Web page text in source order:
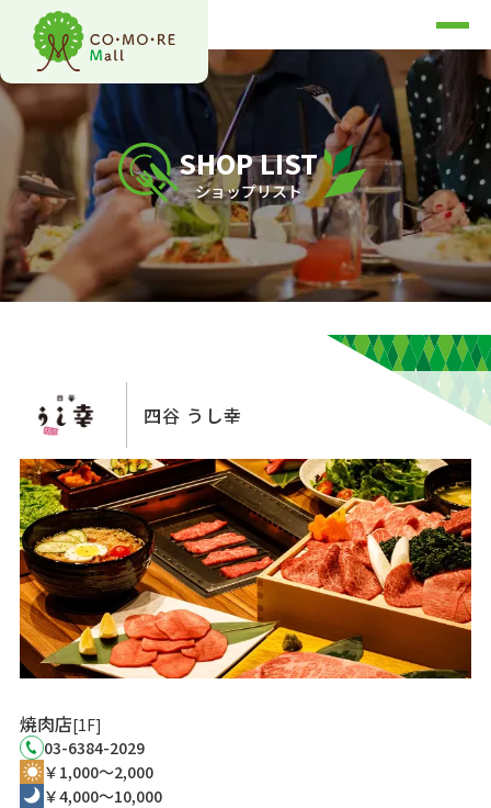
SHOP LIST
ショップリスト
四谷 うし幸
焼肉店[1F]
03-6384-2029
￥1,000～2,000
￥4,000～10,000